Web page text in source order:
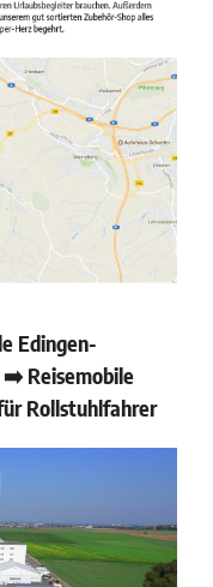
Edingen-
Reisemobile
Rollstuhlfahrer